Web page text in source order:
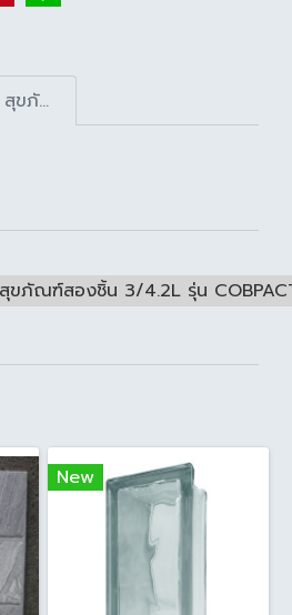
TF-2407SC-WT-0 สุขภัณฑ์สองชิ้น 3/4.2L รุ่น COBPACT CODIE สีขาว
ภัณฑ์สองชิ้น 3/4.2L รุ่น
New